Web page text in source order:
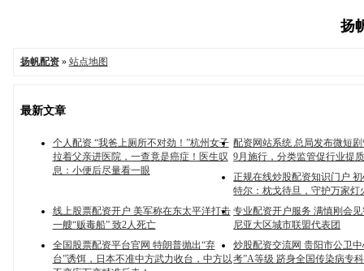
扬
扬帆配资» 站点地图
最新文章
个人配资 “我爸上厕所不对劲！”杭州女子
拉着父亲进医院，一查竟是癌症！医生叹
息：小便后尽量看一眼
配资网站系统 总局发布微短
9月施行，分类监管促行业提
正规在线炒股配资知识门户
特尔：枕戈待旦，守护万家灯
线上股票配资开户 美军称在东太平洋打击
一艘“贩毒船” 致2人死亡
专业配资开户服务 满慎刚会
尼亚大区城市联盟代表团
全国股票配资平台官网 特朗普抛出“弃
台”诱饵，日本不准中方武力收台，中方以
炒股配资交流网 贵阳市公卫
考”A等级 跻身全国传染病专